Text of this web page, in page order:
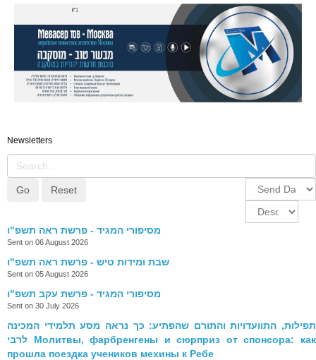
Newsletters
Go Reset
מסיפורי המגיד - פרשת ראה תשפ"ו
Sent on 06 August 2026
שבת ומידות טיש - פרשת ראה תשפ"ו
Sent on 05 August 2026
מסיפורי המגיד - פרשת עקב תשפ"ו
Sent on 30 July 2026
תפילות, התוועדויות והתורם שהפתיע: כך נראה מסע תלמידי המכינה
לרבי Молитвы, фарбренгены и сюрприз от спонсора: как
прошла поездка учеников мехины к Ребе